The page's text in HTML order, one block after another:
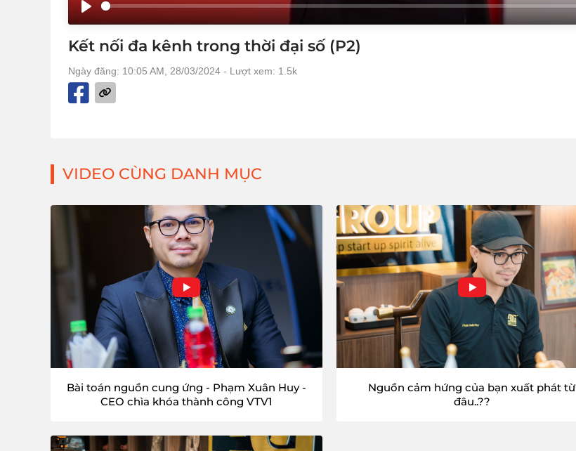
Play
Kết nối đa kênh trong thời đại số (P2)
Ngày đăng: 10:05 AM, 28/03/2024 - Lượt xem: 1.5k
VIDEO CÙNG DANH MỤC
Bài toán nguồn cung ứng - Phạm Xuân Huy -
CEO chìa khóa thành công VTV1
Nguồn cảm hứng của bạn xuất phát từ
đâu..??